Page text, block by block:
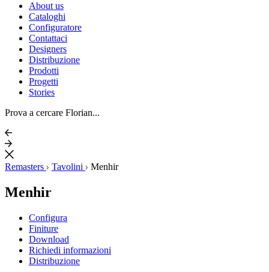
About us
Cataloghi
Configuratore
Contattaci
Designers
Distribuzione
Prodotti
Progetti
Stories
Prova a cercare Florian...
Remasters Tavolini Menhir
Menhir
Configura
Finiture
Download
Richiedi informazioni
Distribuzione